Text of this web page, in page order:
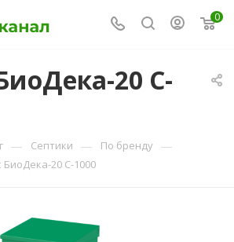
0
20 C-
— Септики — По бренду —
БиоДека-20 C-1000
Ленканал